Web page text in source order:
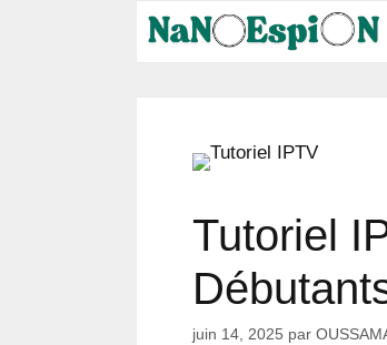
Tutoriel
juin 14, 2025 par